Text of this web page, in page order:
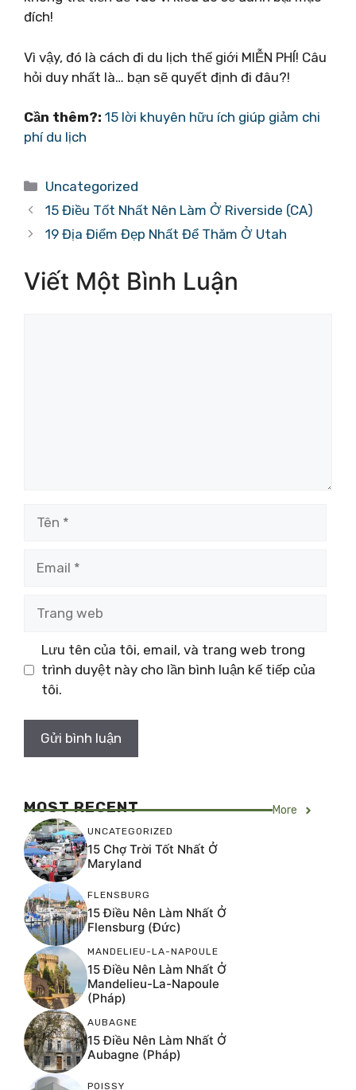
đích!
Vì vậy, đó là cách đi du lịch thế giới MIỄN PHÍ! Câu
hỏi duy nhất là… bạn sẽ quyết định đi đâu?!
Cần thêm?: 15 lời khuyên hữu ích giúp giảm chi
phí du lịch
Danh
mục
Uncategorized
15 Điều Tốt Nhất Nên Làm Ở Riverside (CA)
19 Địa Điểm Đẹp Nhất Để Thăm Ở Utah
Viết Một Bình Luận
web
Lưu tên của tôi, email, và trang web trong
trình duyệt này cho lần bình luận kế tiếp của
tôi.
MOST RECENT More
UNCATEGORIZED
15 Chợ Trời Tốt Nhất Ở
Maryland
FLENSBURG
15 Điều Nên Làm Nhất Ở
Flensburg (Đức)
MANDELIEU-LA-NAPOULE
15 Điều Nên Làm Nhất Ở
Mandelieu-La-Napoule
(Pháp)
AUBAGNE
15 Điều Nên Làm Nhất Ở
Aubagne (Pháp)
POISSY